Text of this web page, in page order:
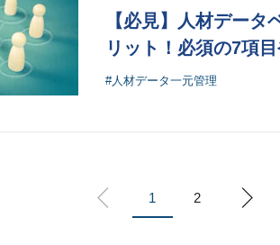
【必見】人材データ
リット！必須の7項
#人材データ一元管理
1 2